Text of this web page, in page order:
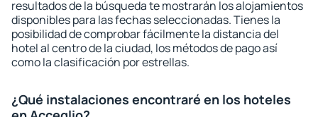
resultados de la búsqueda te mostrarán los alojamientos
disponibles para las fechas seleccionadas. Tienes la
posibilidad de comprobar fácilmente la distancia del
hotel al centro de la ciudad, los métodos de pago así
como la clasificación por estrellas.
¿Qué instalaciones encontraré en los hoteles